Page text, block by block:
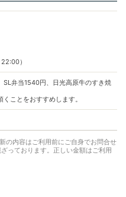
）
SL弁当1540円、日光高原牛のすき焼
ことをおすすめします。
の内容はご利用前にご自身でお問合せ
っております。正しい金額はご利用